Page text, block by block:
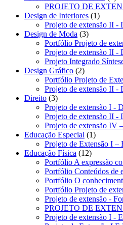
PROJETO DE
Design de Interiores 11
produto
Projeto de extensão II -
Design de Moda 33
produtos
Portfólio Projeto de
Projeto de extensão II -
Projeto Integrado
Design Gráfico 22
produtos
Portfólio Projeto de
Projeto de extensão II -
Direito 33
produtos
Projeto de extensão I -
Projeto de extensão II -
Projeto de extensão IV
Educação Especial 11
produto
Projeto de Extensão I –
Educação Física 1212
produtos
Portfólio A expressão
Portfólio Conteúdos de
Portfólio O
Portfólio Projeto de
Projeto de extensão -
PROJETO DE
Projeto de extensão I -